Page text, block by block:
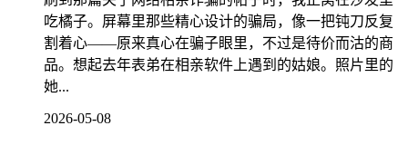
吃橘子。屏幕里那些精心设计的骗局，像一把钝刀反复
割着心——原来真心在骗子眼里，不过是待价而沽的商
品。想起去年表弟在相亲软件上遇到的姑娘。照片里的
她...
2026-05-08